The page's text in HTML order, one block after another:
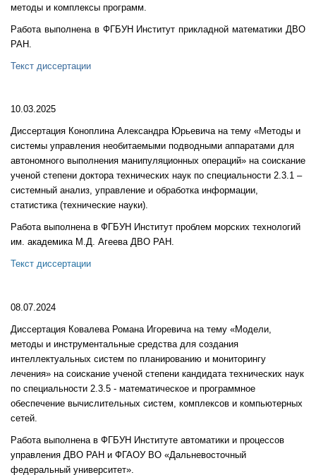
методы и комплексы программ.
Работа выполнена в ФГБУН Институт прикладной математики ДВО
РАН.
Текст диссертации
10.03.2025
Диссертация Коноплина Александра Юрьевича на тему «Методы и
системы управления необитаемыми подводными аппаратами для
автономного выполнения манипуляционных операций» на соискание
ученой степени доктора технических наук по специальности 2.3.1 –
системный анализ, управление и обработка информации,
статистика (технические науки).
Работа выполнена в ФГБУН Институт проблем морских технологий
им. академика М.Д. Агеева ДВО РАН.
Текст диссертации
08.07.2024
Диссертация Ковалева Романа Игоревича на тему «Модели,
методы и инструментальные средства для создания
интеллектуальных систем по планированию и мониторингу
лечения» на соискание ученой степени кандидата технических наук
по специальности 2.3.5 - математическое и программное
обеспечение вычислительных систем, комплексов и компьютерных
сетей.
Работа выполнена в ФГБУН Институте автоматики и процессов
управления ДВО РАН и ФГАОУ ВО «Дальневосточный
федеральный университет».